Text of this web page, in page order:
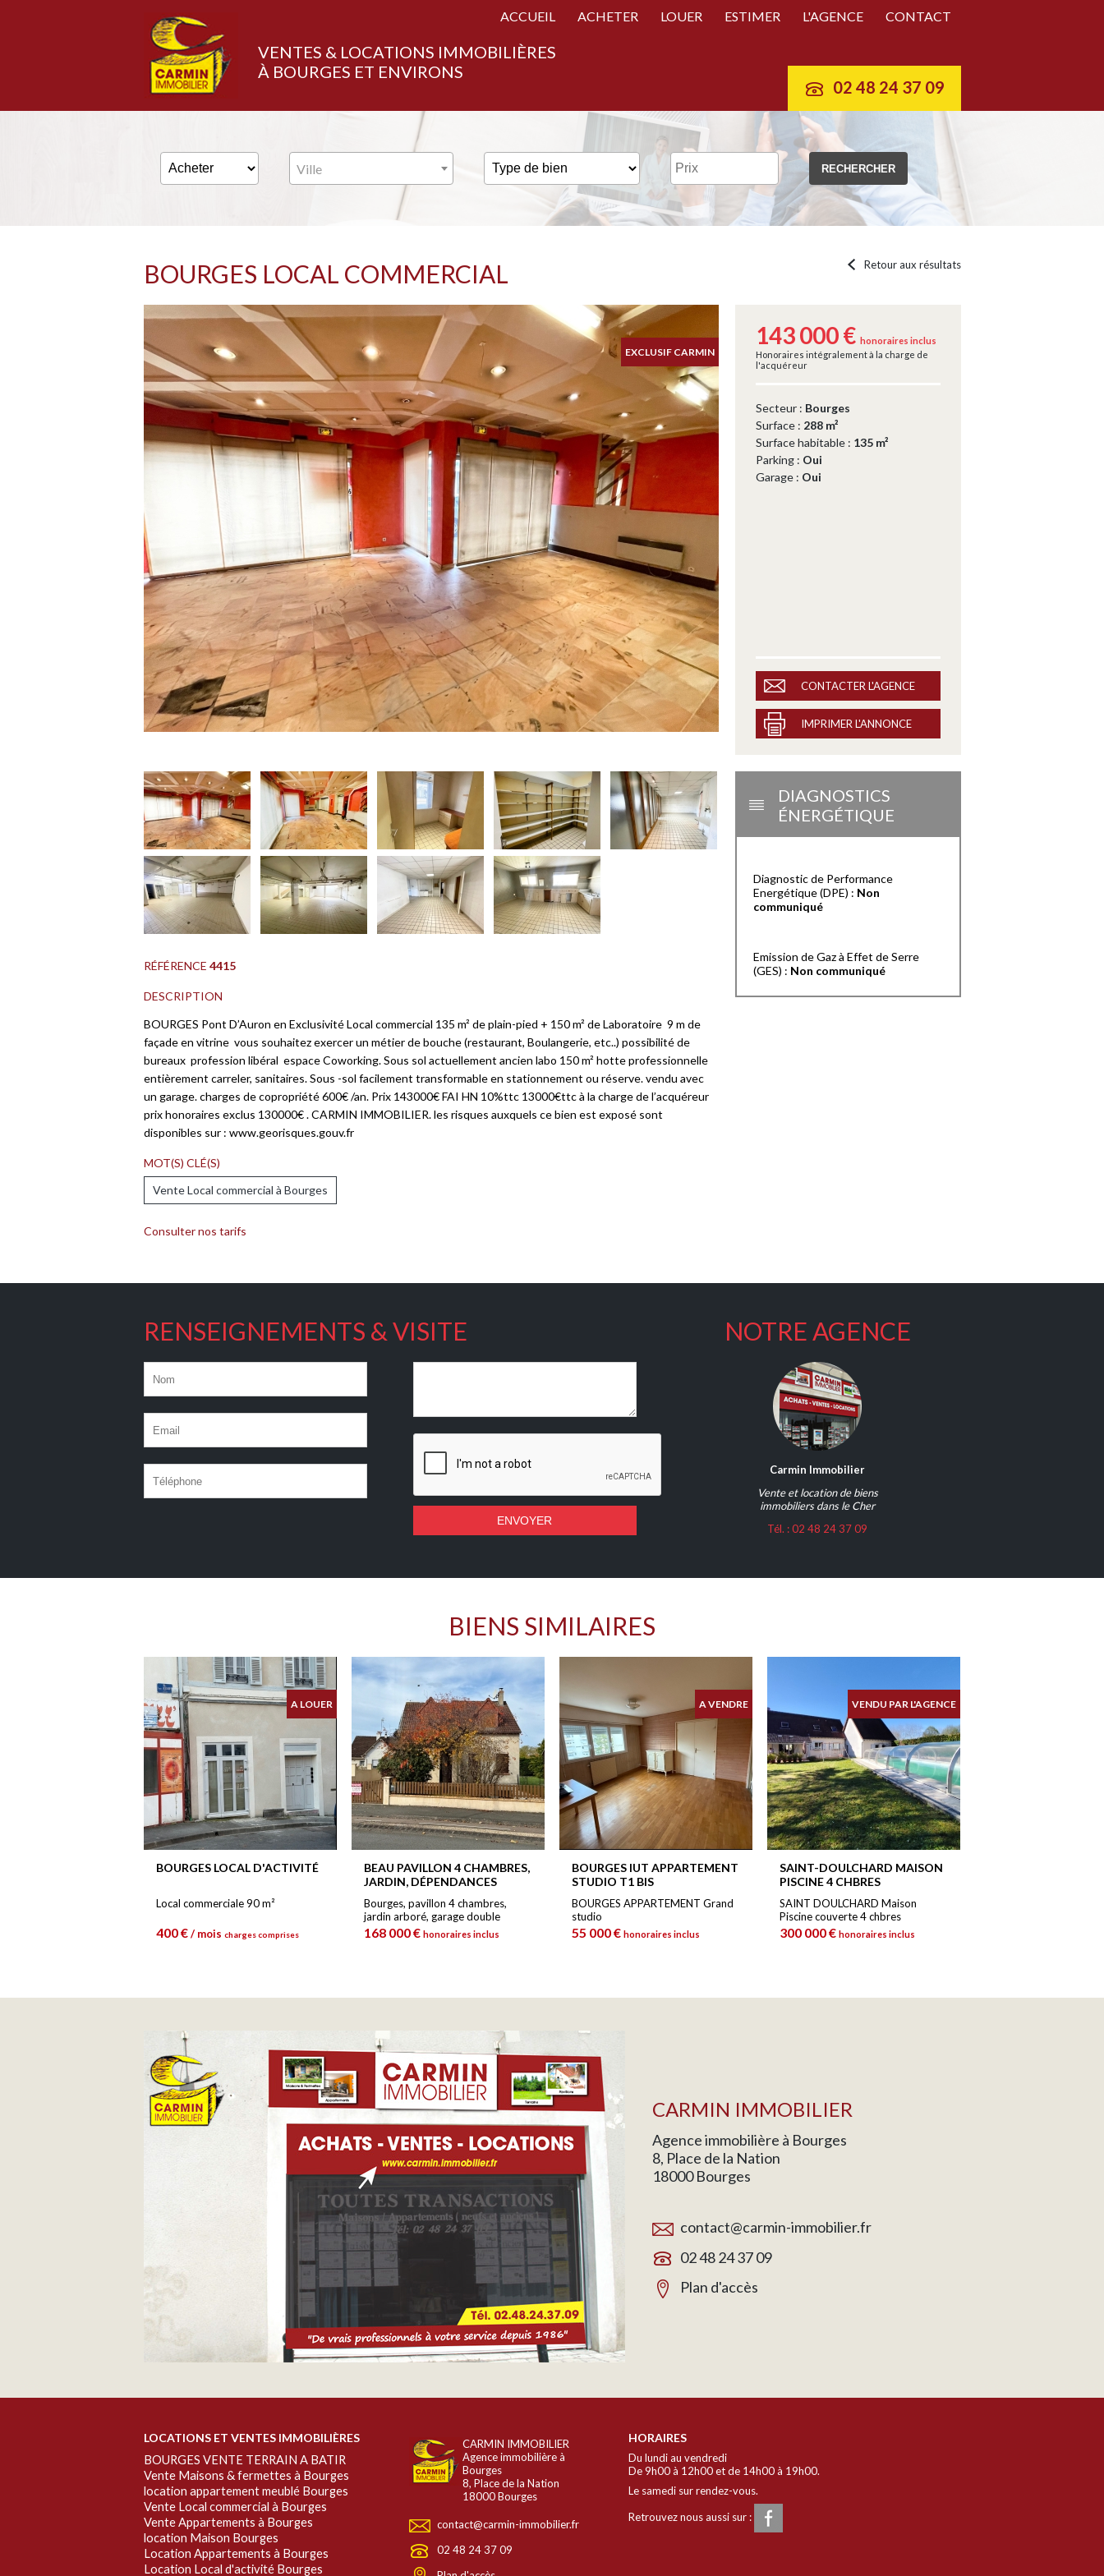
VENTES & LOCATIONS IMMOBILIÈRES
À BOURGES ET ENVIRONS
ACCUEIL ACHETER LOUER ESTIMER L'AGENCE CONTACT
02 48 24 37 09
Ville
Retour aux résultats
BOURGES LOCAL COMMERCIAL
EXCLUSIF CARMIN
143 000 € honoraires inclus
Honoraires intégralement à la charge de
l'acquéreur
Secteur : Bourges
Surface : 288 m²
Surface habitable : 135 m²
Parking : Oui
Garage : Oui
CONTACTER L'AGENCE
IMPRIMER L'ANNONCE
RÉFÉRENCE 4415
DESCRIPTION
BOURGES Pont D’Auron en Exclusivité Local commercial 135 m² de plain-pied + 150 m² de Laboratoire 9 m de
façade en vitrine vous souhaitez exercer un métier de bouche (restaurant, Boulangerie, etc..) possibilité de
bureaux profession libéral espace Coworking. Sous sol actuellement ancien labo 150 m² hotte professionnelle
entièrement carreler, sanitaires. Sous -sol facilement transformable en stationnement ou réserve. vendu avec
un garage. charges de copropriété 600€ /an. Prix 143000€ FAI HN 10%ttc 13000€ttc à la charge de l’acquéreur
prix honoraires exclus 130000€ . CARMIN IMMOBILIER. les risques auxquels ce bien est exposé sont
disponibles sur : www.georisques.gouv.fr
MOT(S) CLÉ(S)
Vente Local commercial à Bourges
Consulter nos tarifs
DIAGNOSTICS
ÉNERGÉTIQUE
Diagnostic de Performance
Energétique (DPE) : Non
communiqué
Emission de Gaz à Effet de Serre
(GES) : Non communiqué
RENSEIGNEMENTS & VISITE NOTRE AGENCE
Carmin Immobilier
Vente et location de biens
immobiliers dans le Cher
Tél. : 02 48 24 37 09
BIENS SIMILAIRES
A LOUER
BOURGES LOCAL D'ACTIVITÉ
Local commerciale 90 m²
400 €/ mois charges comprises
BEAU PAVILLON 4 CHAMBRES,
JARDIN, DÉPENDANCES
Bourges, pavillon 4 chambres,
jardin arboré, garage double
168 000 € honoraires inclus
A VENDRE
BOURGES IUT APPARTEMENT
STUDIO T1 BIS
BOURGES APPARTEMENT Grand
studio
55 000 € honoraires inclus
VENDU PAR L'AGENCE
SAINT-DOULCHARD MAISON
PISCINE 4 CHBRES
SAINT DOULCHARD Maison
Piscine couverte 4 chbres
300 000 € honoraires inclus
CARMIN IMMOBILIER
Agence immobilière à Bourges
8, Place de la Nation
18000 Bourges
contact@carmin-immobilier.fr
02 48 24 37 09
Plan d'accès
LOCATIONS ET VENTES IMMOBILIÈRES
BOURGES VENTE TERRAIN A BATIR
Vente Maisons & fermettes à Bourges
location appartement meublé Bourges
Vente Local commercial à Bourges
Vente Appartements à Bourges
location Maison Bourges
Location Appartements à Bourges
Location Local d'activité Bourges
CARMIN IMMOBILIER
Agence immobilière à
Bourges
8, Place de la Nation
18000 Bourges
contact@carmin-immobilier.fr
02 48 24 37 09
HORAIRES
Du lundi au vendredi
De 9h00 à 12h00 et de 14h00 à 19h00.
Le samedi sur rendez-vous.
Retrouvez nous aussi sur :